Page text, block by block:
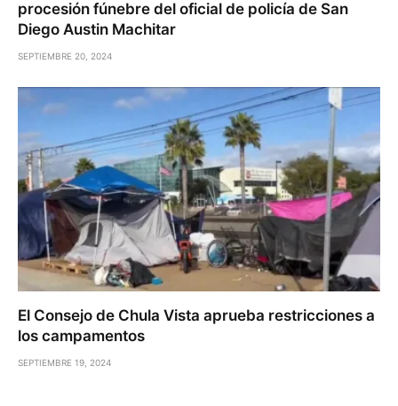
procesión fúnebre del oficial de policía de San
Diego Austin Machitar
SEPTIEMBRE 20, 2024
El Consejo de Chula Vista aprueba restricciones a
los campamentos
SEPTIEMBRE 19, 2024